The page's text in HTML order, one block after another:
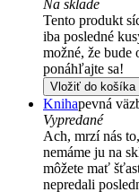
Na sklade
Tento produkt
iba posledné
možné, že bude
ponáhľajte sa!
Vložiť do košíka
Knihapevná
Vypredané
Ach, mrzí nás
nemáme ju na
môžete mať
nepredali